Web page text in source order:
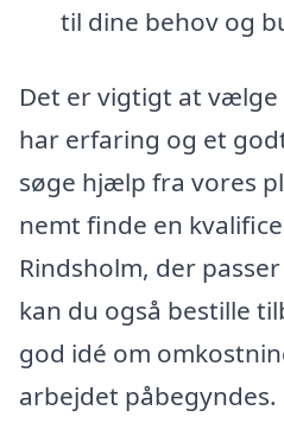
til dine behov og
Det er vigtigt at
har erfaring og et
søge hjælp fra vores
nemt finde en
Rindsholm, der
kan du også bestille
god idé om
arbejdet påbegyndes.